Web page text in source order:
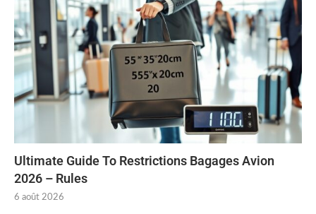
Ultimate Guide To Restrictions Bagages Avion
2026 – Rules
6 août 2026